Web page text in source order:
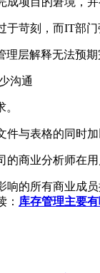
苛刻，而IT部门
解释无法预期
沟通
表格的同时加
业分析师在用
所有商业成员
： 库存管理主要